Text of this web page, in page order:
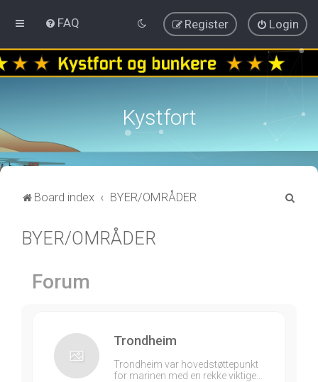
FAQ Login
Register
Kystfort
Board index BYER/OMRÅDER
BYER/OMRÅDER
Forum
Trondheim
Trondheim var hovedstøttepunkt
for marinen med en rekke viktige…